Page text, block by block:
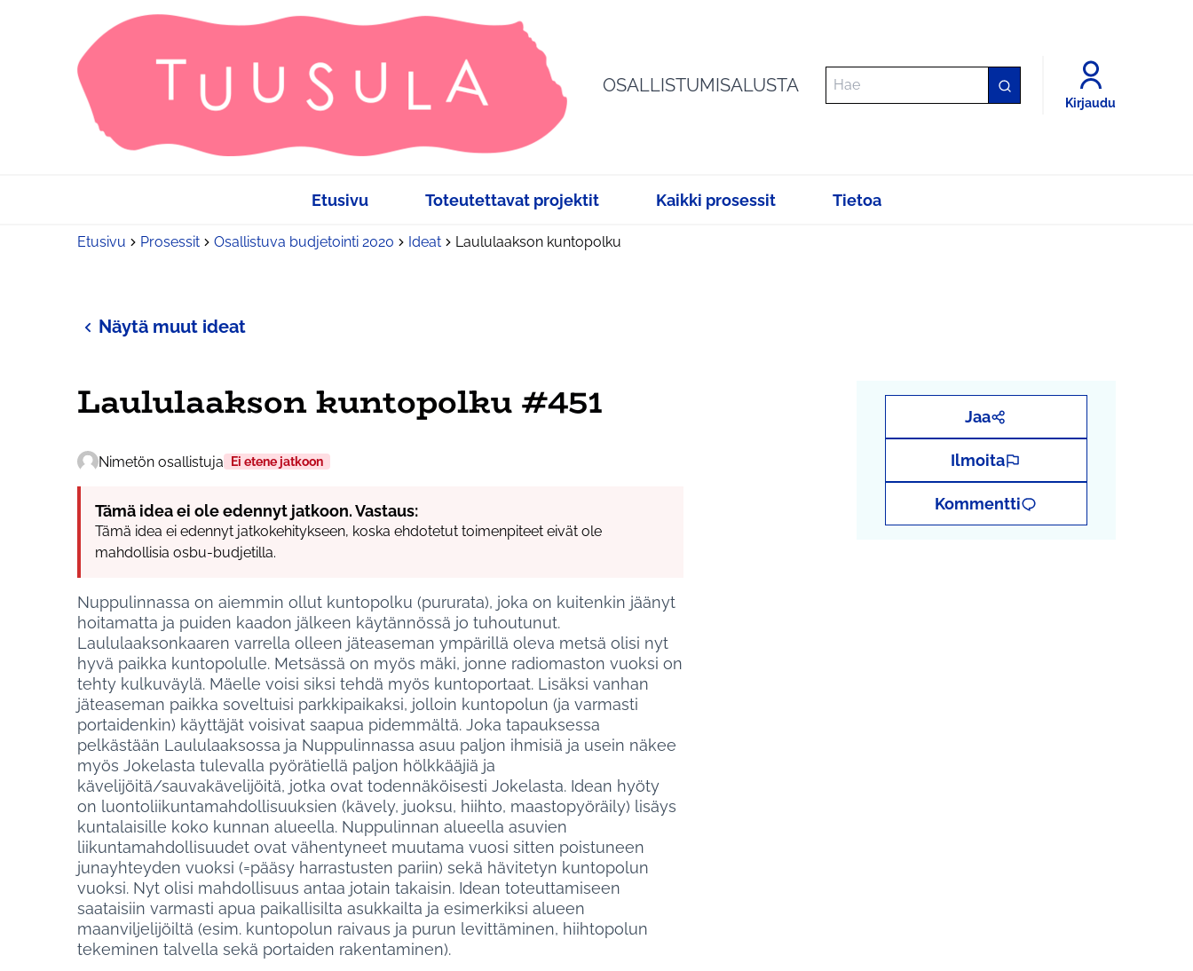
OSALLISTUMISALUSTA
Kirjaudu
Etusivu Toteutettavat projektit Kaikki prosessit Tietoa
Etusivu Prosessit Osallistuva budjetointi 2020 Ideat Laululaakson kuntopolku
Näytä muut ideat
Laululaakson kuntopolku #451
Nimetön osallistuja Ei etene jatkoon
Tämä idea ei ole edennyt jatkoon. Vastaus:
Tämä idea ei edennyt jatkokehitykseen, koska ehdotetut toimenpiteet eivät ole
mahdollisia osbu-budjetilla.
Nuppulinnassa on aiemmin ollut kuntopolku (pururata), joka on kuitenkin jäänyt
hoitamatta ja puiden kaadon jälkeen käytännössä jo tuhoutunut.
Laululaaksonkaaren varrella olleen jäteaseman ympärillä oleva metsä olisi nyt
hyvä paikka kuntopolulle. Metsässä on myös mäki, jonne radiomaston vuoksi on
tehty kulkuväylä. Mäelle voisi siksi tehdä myös kuntoportaat. Lisäksi vanhan
jäteaseman paikka soveltuisi parkkipaikaksi, jolloin kuntopolun (ja varmasti
portaidenkin) käyttäjät voisivat saapua pidemmältä. Joka tapauksessa
pelkästään Laululaaksossa ja Nuppulinnassa asuu paljon ihmisiä ja usein näkee
myös Jokelasta tulevalla pyörätiellä paljon hölkkääjiä ja
kävelijöitä/sauvakävelijöitä, jotka ovat todennäköisesti Jokelasta. Idean hyöty
on luontoliikuntamahdollisuuksien (kävely, juoksu, hiihto, maastopyöräily) lisäys
kuntalaisille koko kunnan alueella. Nuppulinnan alueella asuvien
liikuntamahdollisuudet ovat vähentyneet muutama vuosi sitten poistuneen
junayhteyden vuoksi (=pääsy harrastusten pariin) sekä hävitetyn kuntopolun
vuoksi. Nyt olisi mahdollisuus antaa jotain takaisin. Idean toteuttamiseen
saataisiin varmasti apua paikallisilta asukkailta ja esimerkiksi alueen
maanviljelijöiltä (esim. kuntopolun raivaus ja purun levittäminen, hiihtopolun
tekeminen talvella sekä portaiden rakentaminen).
Jaa
Ilmoita
Kommentti